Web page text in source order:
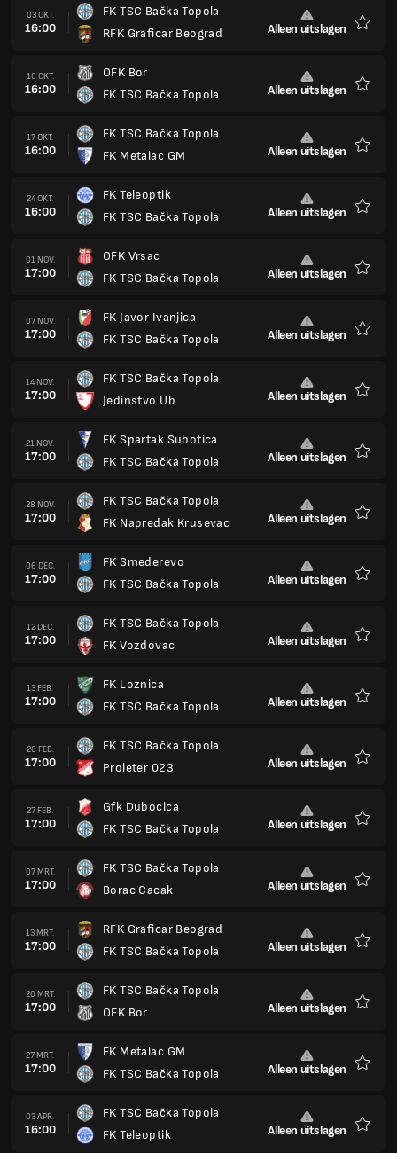
03 OKT.
16:00
FK TSC Bačka Topola
RFK Graficar Beograd
Alleen uitslagen
10 OKT.
16:00
OFK Bor
FK TSC Bačka Topola
Alleen uitslagen
17 OKT.
16:00
FK TSC Bačka Topola
FK Metalac GM
Alleen uitslagen
24 OKT.
16:00
FK Teleoptik
FK TSC Bačka Topola
Alleen uitslagen
01 NOV.
17:00
OFK Vrsac
FK TSC Bačka Topola
Alleen uitslagen
07 NOV.
17:00
FK Javor Ivanjica
FK TSC Bačka Topola
Alleen uitslagen
14 NOV.
17:00
FK TSC Bačka Topola
Jedinstvo Ub
Alleen uitslagen
21 NOV.
17:00
FK Spartak Subotica
FK TSC Bačka Topola
Alleen uitslagen
28 NOV.
17:00
FK TSC Bačka Topola
FK Napredak Krusevac
Alleen uitslagen
06 DEC.
17:00
FK Smederevo
FK TSC Bačka Topola
Alleen uitslagen
12 DEC.
17:00
FK TSC Bačka Topola
FK Vozdovac
Alleen uitslagen
13 FEB.
17:00
FK Loznica
FK TSC Bačka Topola
Alleen uitslagen
20 FEB.
17:00
FK TSC Bačka Topola
Proleter 023
Alleen uitslagen
27 FEB.
17:00
Gfk Dubocica
FK TSC Bačka Topola
Alleen uitslagen
07 MRT.
17:00
FK TSC Bačka Topola
Borac Cacak
Alleen uitslagen
13 MRT.
17:00
RFK Graficar Beograd
FK TSC Bačka Topola
Alleen uitslagen
20 MRT.
17:00
FK TSC Bačka Topola
OFK Bor
Alleen uitslagen
27 MRT.
17:00
FK Metalac GM
FK TSC Bačka Topola
Alleen uitslagen
03 APR.
16:00
FK TSC Bačka Topola
FK Teleoptik
Alleen uitslagen